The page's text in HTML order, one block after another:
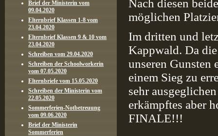
Brief der Ministerin vom
09.04.2020
Elternbrief Klassen 1-8 vom
23.04.2020
Elternbrief Klassen 9 & 10 vom
23.04.2020
Schreiben vom 29.04.2020
Schreiben der Schoolworkerin
vom 07.05.2020
Elternbriefe vom 15.05.2020
Schreiben der Ministerin vom
22.05.2020
Sommerferien-Notbetreuung
vom 09.06.2020
Brief der Ministerin
Sommerferien
Nach diesen
möglichen
Im dritten und
Kappwald. Da
unseren Gunsten
einem Sieg zu
sehr
erkämpftes aber
FINALE!!!